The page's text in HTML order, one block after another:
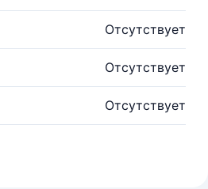
Отсутствует
Отсутствует
Отсутствует